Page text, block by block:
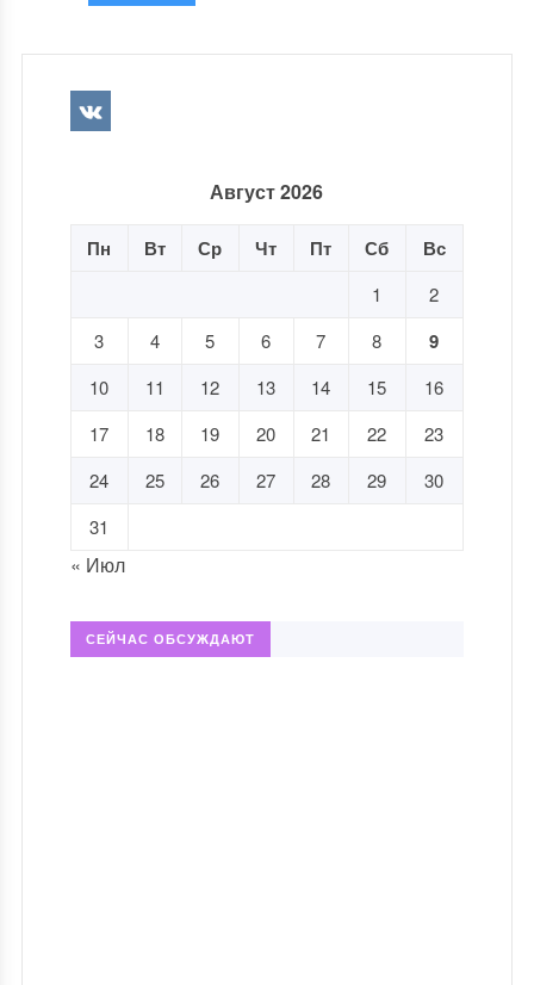
Август 2026
Пн Вт Ср Чт Пт Сб Вс
1
2
3
4 5 6 7 8 9
10 11 12 13 14 15
16
17
18 19 20 21 22
23
24
25 26 27 28 29
30
31
« Июл
СЕЙЧАС ОБСУЖДАЮТ